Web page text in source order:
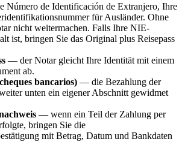
Número de Identificación de Extranjero, Ihre
für Ausländer. Ohne
nicht weitermachen. Falls Ihre NIE-
ist, bringen Sie das Original plus Reisepass
— der Notar gleicht Ihre Identität mit einem
ab.
bancarios) — die Bezahlung der
unten ein eigener Abschnitt gewidmet
— wenn ein Teil der Zahlung per
bringen Sie die
mit Betrag, Datum und Bankdaten